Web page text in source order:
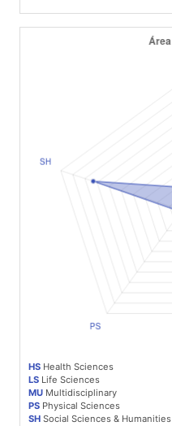
HS Health Sciences
LS Life Sciences
MU Multidisciplinary
PS Physical Sciences
SH Social Sciences & Humanities